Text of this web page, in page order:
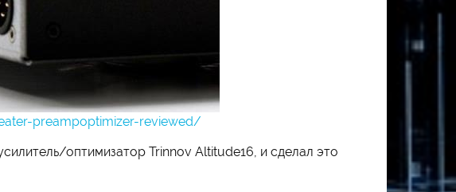
preampoptimizer-reviewed/
оптимизатор Trinnov Altitude16, и сделал это